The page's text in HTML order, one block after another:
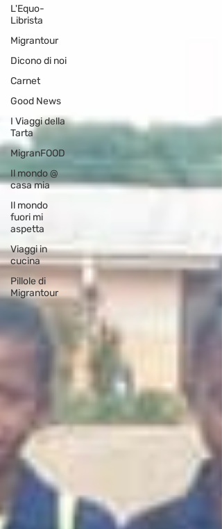
L'Equo-
Librista
Migrantour
Dicono di noi
Carnet
Good News
I Viaggi della
Tarta
MigranFOOD
Il mondo @
casa mia
Il mondo
fuori mi
aspetta
Viaggi in
cucina
Pillole di
Migrantour